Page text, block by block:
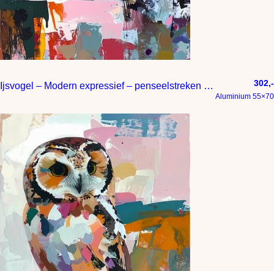
Ijsvogel – Modern expressief – penseelstreken en abstracte kleurige vlakken 302,-
Aluminium 55×70